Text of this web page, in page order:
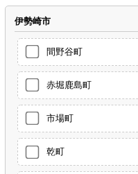
伊勢崎市
間野谷町
赤堀鹿島町
市場町
乾町